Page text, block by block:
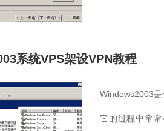
系统VPS架设VPN教程
Windows2003
它的过程中常